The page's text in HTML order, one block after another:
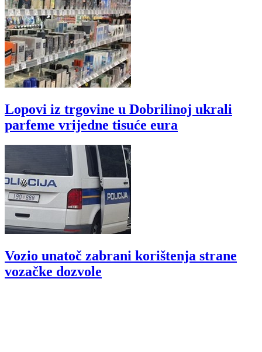
Lopovi iz trgovine u Dobrilinoj ukrali
parfeme vrijedne tisuće eura
Vozio unatoč zabrani korištenja strane
vozačke dozvole